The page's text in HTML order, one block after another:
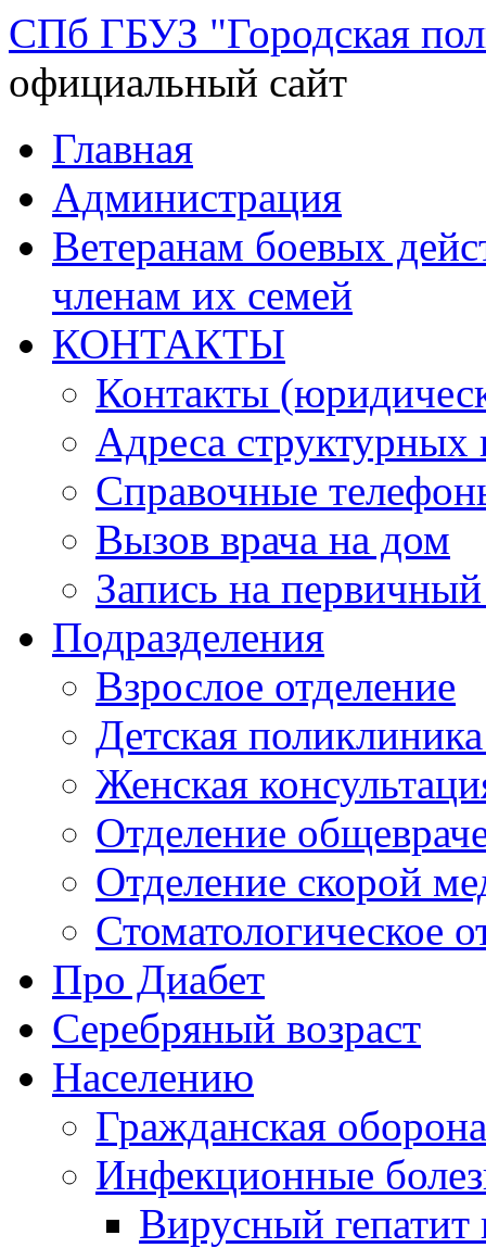
СПб ГБУЗ "Городская
официальный сайт
Перейти
содержимому
Главная
Администрация
Ветеранам боевых
членам их семей
КОНТАКТЫ
Контакты
Адреса структурных
Справочные
Вызов врача на дом
Запись на
Подразделения
Взрослое отделение
Детская
Женская
Отделение
Отделение скорой
Стоматологическое
Про Диабет
Серебряный возраст
Населению
Гражданская оборона
Инфекционные
Вирусный гепатит